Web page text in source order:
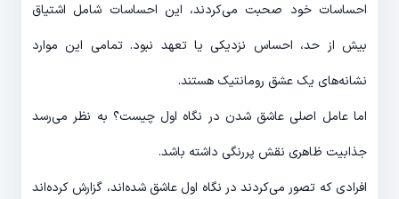
احساسات خود صحبت می‌کردند، این احساسات شامل اشتیاق
بیش از حد، احساس نزدیکی یا تعهد نبود. تمامی این موارد
نشانه‌های یک عشق رومانتیک هستند.
اما عامل اصلی عاشق شدن در نگاه اول چیست؟ به نظر می‌رسد
جذابیت ظاهری نقش پررنگی داشته باشد.
افرادی که تصور می‌کردند در نگاه اول عاشق شده‌اند، گزارش کرده‌اند